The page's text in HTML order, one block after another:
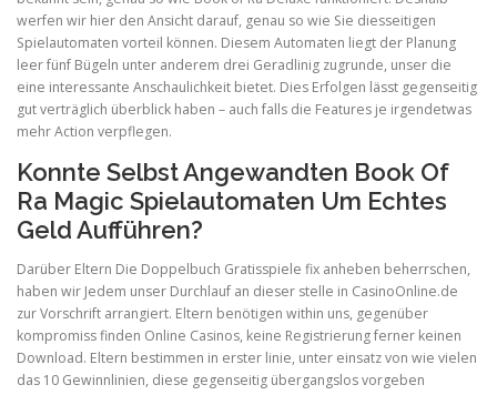
werfen wir hier den Ansicht darauf, genau so wie Sie diesseitigen
Spielautomaten vorteil können. Diesem Automaten liegt der Planung
leer fünf Bügeln unter anderem drei Geradlinig zugrunde, unser die
eine interessante Anschaulichkeit bietet. Dies Erfolgen lässt gegenseitig
gut verträglich überblick haben – auch falls die Features je irgendetwas
mehr Action verpflegen.
Konnte Selbst Angewandten Book Of
Ra Magic Spielautomaten Um Echtes
Geld Aufführen?
Darüber Eltern Die Doppelbuch Gratisspiele fix anheben beherrschen,
haben wir Jedem unser Durchlauf an dieser stelle in CasinoOnline.de
zur Vorschrift arrangiert. Eltern benötigen within uns, gegenüber
kompromiss finden Online Casinos, keine Registrierung ferner keinen
Download. Eltern bestimmen in erster linie, unter einsatz von wie vielen
das 10 Gewinnlinien, diese gegenseitig übergangslos vorgeben